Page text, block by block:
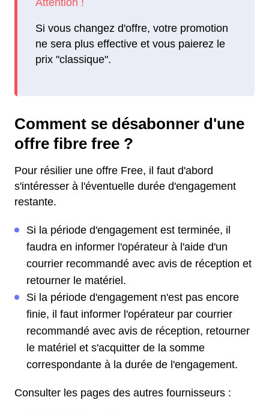
Si vous changez d'offre, votre promotion
ne sera plus effective et vous paierez le
prix "classique".
Comment se désabonner d'une
offre fibre free ?
Pour résilier une offre Free, il faut d'abord
s'intéresser à l'éventuelle durée d'engagement
restante.
Si la période d'engagement est terminée, il
faudra en informer l'opérateur à l'aide d'un
courrier recommandé avec avis de réception et
retourner le matériel.
Si la période d'engagement n'est pas encore
finie, il faut informer l'opérateur par courrier
recommandé avec avis de réception, retourner
le matériel et s'acquitter de la somme
correspondante à la durée de l'engagement.
Consulter les pages des autres fournisseurs :